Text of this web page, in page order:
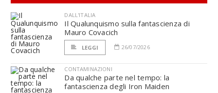
DALL'ITALIA
Il Qualunquismo sulla fantascienza di
Mauro Covacich
LEGGI 26/07/2026
CONTAMINAZIONI
Da qualche parte nel tempo: la
fantascienza degli Iron Maiden